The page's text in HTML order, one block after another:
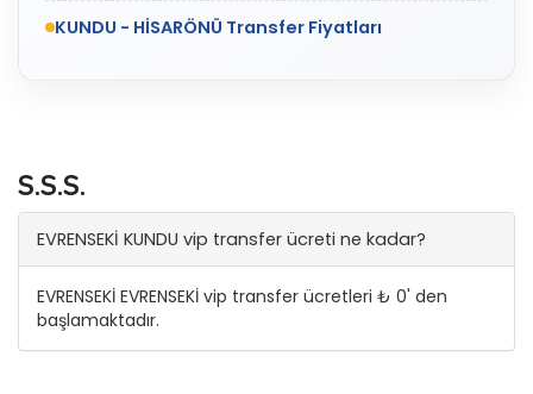
KUNDU - HİSARÖNÜ Transfer Fiyatları
S.S.S.
EVRENSEKİ KUNDU vip transfer ücreti ne kadar?
EVRENSEKİ EVRENSEKİ vip transfer ücretleri ₺ 0' den
başlamaktadır.